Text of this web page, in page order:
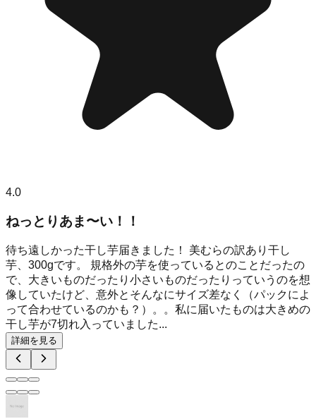
4.0
ねっとりあま〜い！！
待ち遠しかった干し芋届きました！ 美むらの訳あり干し
芋、300gです。 規格外の芋を使っているとのことだったの
で、大きいものだったり小さいものだったりっていうのを想
像していたけど、意外とそんなにサイズ差なく（パックによ
って合わせているのかも？）。。私に届いたものは大きめの
干し芋が7切れ入っていました...
詳細を見る